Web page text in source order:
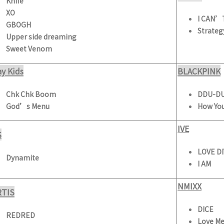
XO
GBOGH
Upper side dreaming
Sweet Venom
I
Kids
Chk Chk Boom
God’s Menu
BLACKPINK
DDU-
How
Dynamite
IVE
LOVE
I AM
REDRED
NMIXX
DICE
Love